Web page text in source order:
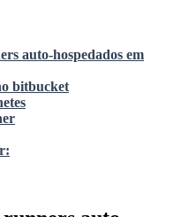
auto-hospedados em
bitbucket